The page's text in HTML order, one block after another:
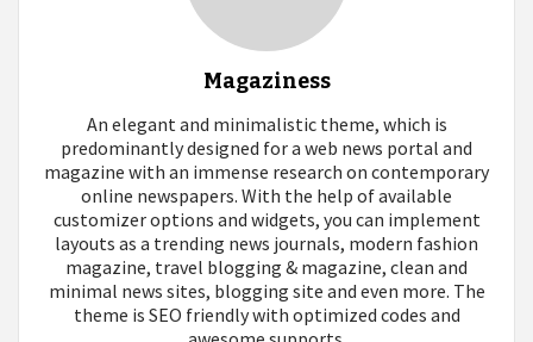
Magaziness
An elegant and minimalistic theme, which is
predominantly designed for a web news portal and
magazine with an immense research on contemporary
online newspapers. With the help of available
customizer options and widgets, you can implement
layouts as a trending news journals, modern fashion
magazine, travel blogging & magazine, clean and
minimal news sites, blogging site and even more. The
theme is SEO friendly with optimized codes and